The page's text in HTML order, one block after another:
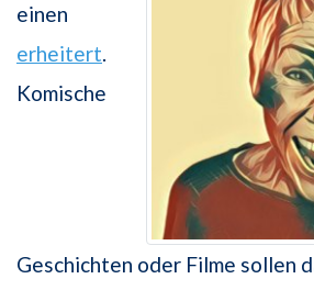
einen
erheitert.
Komische
Geschichten oder Filme sollen